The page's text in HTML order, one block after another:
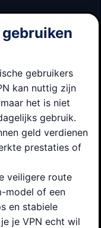
gebruikers
kan nuttig zijn
het is niet
gebruik.
geld verdienen
prestaties of
veiligere route
model of een
en stabiele
je VPN echt wil